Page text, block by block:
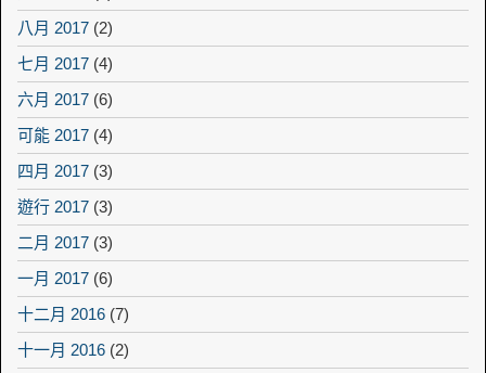
八月 2017 (2)
七月 2017 (4)
六月 2017 (6)
可能 2017 (4)
四月 2017 (3)
遊行 2017 (3)
二月 2017 (3)
一月 2017 (6)
十二月 2016 (7)
十一月 2016 (2)